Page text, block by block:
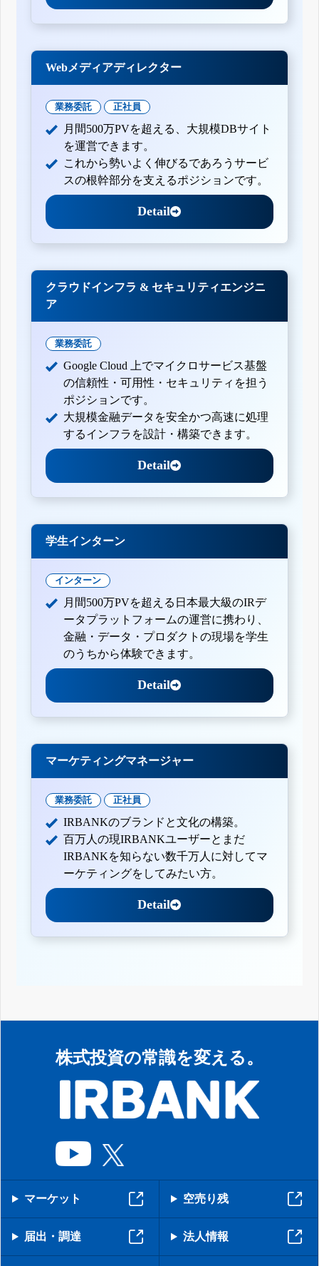
Webメディアディレクター
業務委託 正社員
月間500万PVを超える、大規模DBサイト
を運営できます。
これから勢いよく伸びるであろうサービ
スの根幹部分を支えるポジションです。
Detail
クラウドインフラ & セキュリティエンジニ
ア
業務委託
Google Cloud 上でマイクロサービス基盤
の信頼性・可用性・セキュリティを担う
ポジションです。
大規模金融データを安全かつ高速に処理
するインフラを設計・構築できます。
Detail
学生インターン
インターン
月間500万PVを超える日本最大級のIRデ
ータプラットフォームの運営に携わり、
金融・データ・プロダクトの現場を学生
のうちから体験できます。
Detail
マーケティングマネージャー
業務委託 正社員
IRBANKのブランドと文化の構築。
百万人の現IRBANKユーザーとまだ
IRBANKを知らない数千万人に対してマ
ーケティングをしてみたい方。
Detail
株式投資の常識を変える。
マーケット 空売り残
届出・調達 法人情報